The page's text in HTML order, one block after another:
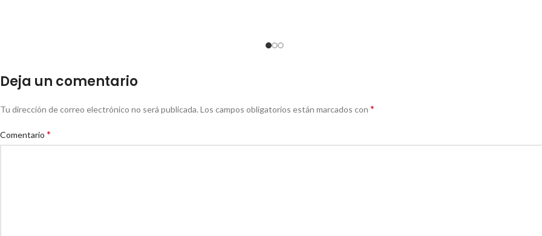
Deja un comentario
Tu dirección de correo electrónico no será publicada. Los campos obligatorios están marcados con *
Comentario *